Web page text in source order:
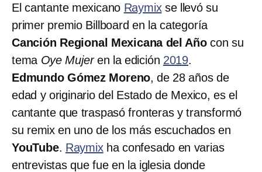
El cantante mexicano Raymixse llevó su
primer premio Billboard en la categoría
Canción Regional Mexicana del Añocon su
tema Oye Mujeren la edición 2019.
Edmundo Gómez Moreno, de 28 años de
edad y originario del Estado de Mexico, es el
cantante que traspasó fronteras y transformó
su remix en uno de los más escuchados en
YouTube. Raymixha confesado en varias
entrevistas que fue en la iglesia donde